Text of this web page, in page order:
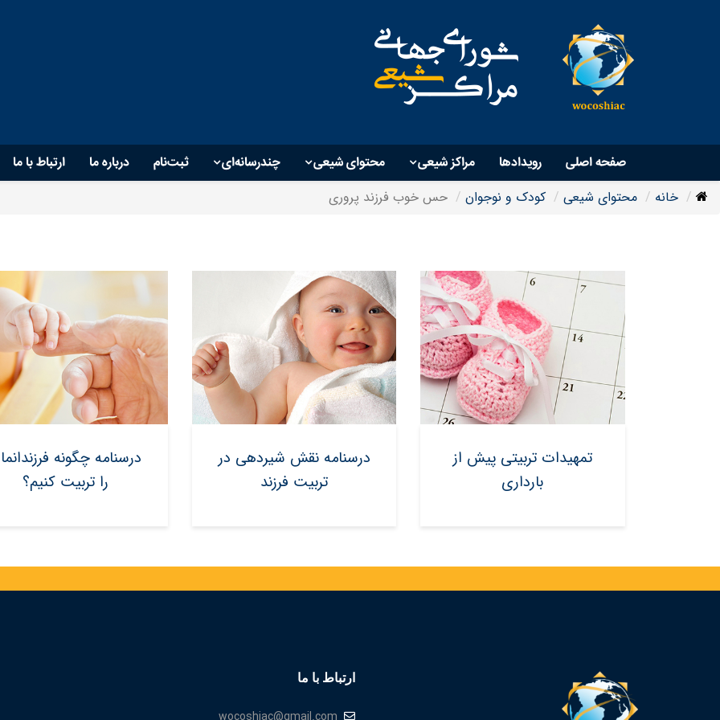
صفحه اصلی رویداد‌ها مراکز شیعی محتوای شیعی چندرسانه‌ای ثبت‌نام درباره ما ارتباط با ما
خانه محتوای شیعی کودک و نوجوان حس خوب فرزند پروری
تمهیدات تربیتی پیش از
بارداری
درسنامه نقش شیردهی در
تربیت فرزند
درسنامه چگونه
را تربیت کنیم؟
ارتباط با ما